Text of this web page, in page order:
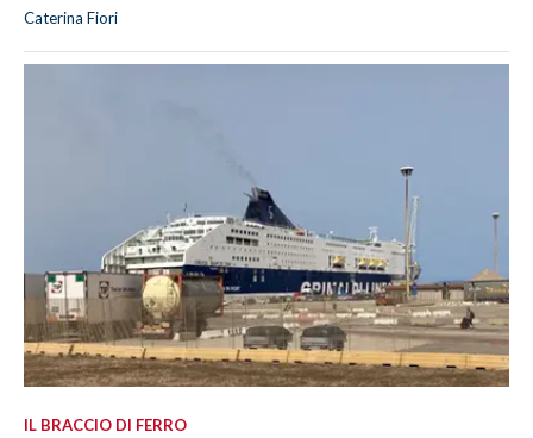
Caterina Fiori
IL BRACCIO DI FERRO